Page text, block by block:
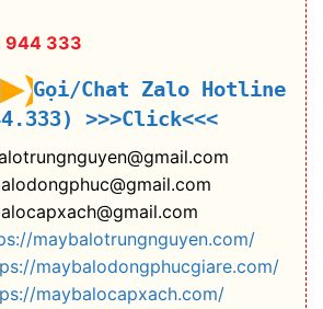
944 333
Gọi/Chat Zalo Hotline
>>>Click<<<
maybalotrungnguyen.com/
maybalodongphucgiare.com/
maybalocapxach.com/